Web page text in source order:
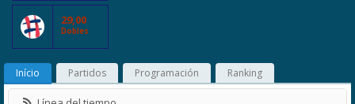
29,00
Dobles
Início Partidos Programación Ranking